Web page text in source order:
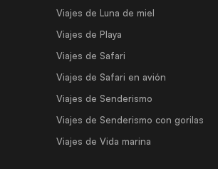
Viajes de Luna de miel
Viajes de Playa
Viajes de Safari
Viajes de Safari en avión
Viajes de Senderismo
Viajes de Senderismo con gorilas
Viajes de Vida marina